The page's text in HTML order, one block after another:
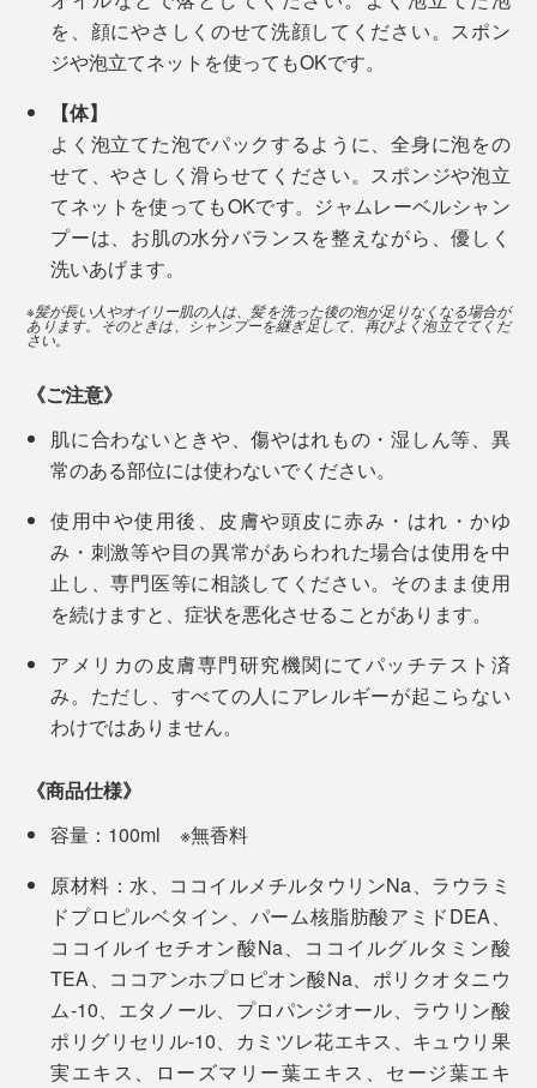
私たちの髪・肌へのストレスはもちろん、自然環境への
ストレスも徹底的に抑えた逸品です。
を、顔にやさしくのせて洗顔してください。スポン
ジや泡立てネットを使ってもOKです。
【体】
よく泡立てた泡でパックするように、全身に泡をの
せて、やさしく滑らせてください。スポンジや泡立
てネットを使ってもOKです。ジャムレーベルシャン
プーは、お肌の水分バランスを整えながら、優しく
洗いあげます。
※髪が長い人やオイリー肌の人は、髪を洗った後の泡が足りなくなる場合が
あります。そのときは、シャンプーを継ぎ足して、再びよく泡立ててくだ
さい。
《ご注意》
肌に合わないときや、傷やはれもの・湿しん等、異
常のある部位には使わないでください。
使用中や使用後、皮膚や頭皮に赤み・はれ・かゆ
み・刺激等や目の異常があらわれた場合は使用を中
止し、専門医等に相談してください。そのまま使用
を続けますと、症状を悪化させることがあります。
アメリカの皮膚専門研究機関にてパッチテスト済
み。ただし、すべての人にアレルギーが起こらない
わけではありません。
《商品仕様》
容量：100ml ※無香料
原材料：水、ココイルメチルタウリンNa、ラウラミ
ドプロピルベタイン、パーム核脂肪酸アミドDEA、
ココイルイセチオン酸Na、ココイルグルタミン酸
TEA、ココアンホプロピオン酸Na、ポリクオタニウ
ム-10、エタノール、プロパンジオール、ラウリン酸
ポリグリセリル-10、カミツレ花エキス、キュウリ果
実エキス、ローズマリー葉エキス、セージ葉エキ